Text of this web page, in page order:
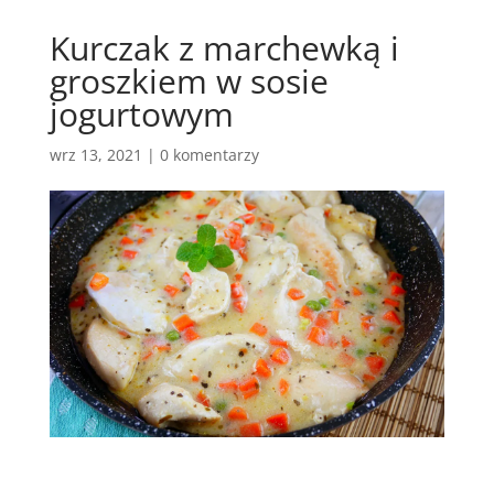
Kurczak z marchewką i
groszkiem w sosie
jogurtowym
wrz 13, 2021 | 0 komentarzy